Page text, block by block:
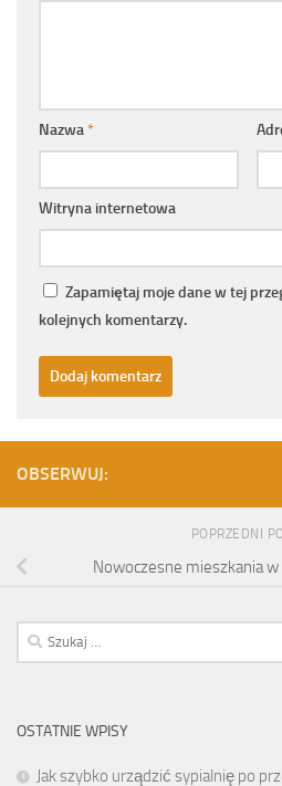
Nazwa*
Witryna internetowa
Zapamiętaj moje dane w tej
kolejnych komentarzy.
OBSERWUJ:
POPRZEDNI
Nowoczesne mieszkania
Szukaj:
OSTATNIE WPISY
Jak szybko urządzić sypialnię po